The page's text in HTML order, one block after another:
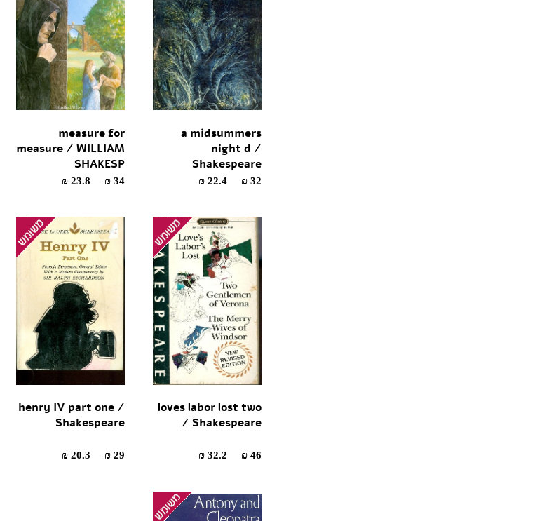
a midsummers
night d /
Shakespeare
32 ₪
22.4 ₪
measure for
measure / WILLIAM
SHAKESP
34 ₪
23.8 ₪
loves labor lost two
/ Shakespeare
46 ₪
32.2 ₪
henry IV part one /
Shakespeare
29 ₪
20.3 ₪